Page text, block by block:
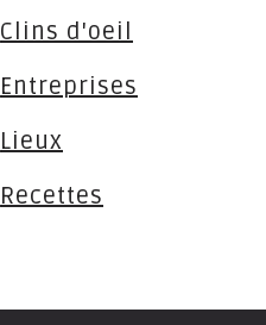
Clins d'oeil
Entreprises
Lieux
Recettes